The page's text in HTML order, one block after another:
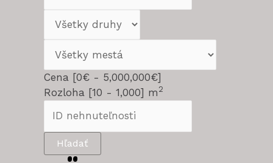
Cena [0€ - 5,000,000€]
Rozloha [10 - 1,000] m 2
Hľadať